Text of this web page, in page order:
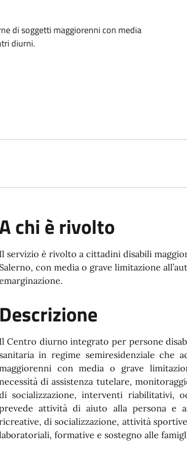
di soggetti maggiorenni con media
diurni.
chi è rivolto
Il servizio è rivolto a cittadini disabili
Salerno, con media o grave limitazione
Descrizione
Il Centro diurno integrato per persone
sanitaria in regime semiresidenziale che
con media o grave
di assistenza tutelare,
socializzazione, interventi riabilitativi,
attività di aiuto alla persona e
di socializzazione, attività
formative e sostegno alle